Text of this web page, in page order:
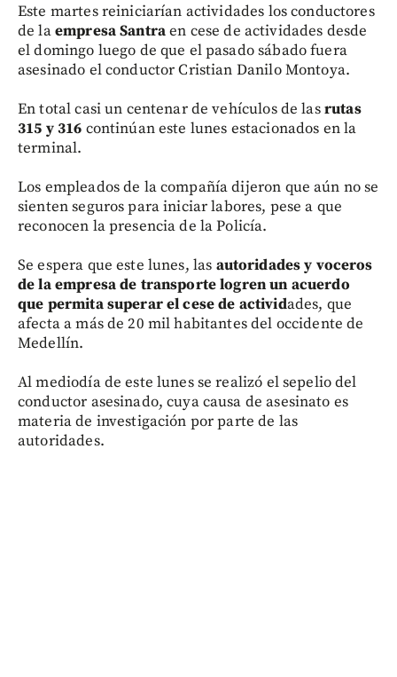
Este martes reiniciarían actividades los conductores
de laempresa Santraen cese de actividades desde
el domingo luego de que el pasado sábado fuera
asesinado el conductor Cristian Danilo Montoya.
En total casi un centenar de vehículos de lasrutas
315 y 316 continúan este lunes estacionados en la
terminal.
Los empleados de la compañía dijeron que aún no se
sienten seguros para iniciar labores, pese a que
reconocen la presencia de la Policía.
Se espera que este lunes, las autoridades y voceros
de la empresa de transporte logren un acuerdo
que permita superar el cese de actividades, que
afecta a más de 20 mil habitantes del occidente de
Medellín.
Al mediodía de este lunes se realizó el sepelio del
conductor asesinado, cuya causa de asesinato es
materia de investigación por parte de las
autoridades.